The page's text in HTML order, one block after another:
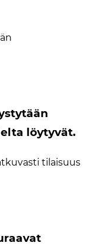
löytyvät.
tilaisuus